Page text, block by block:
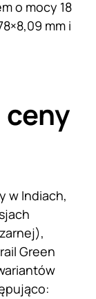
o mocy 18
mm i
ceny
w Indiach,
Green